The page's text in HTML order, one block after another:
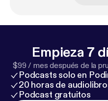
Empieza 7
$99 / mes después de la
Podcasts solo en
20 horas de
Podcast gratuitos